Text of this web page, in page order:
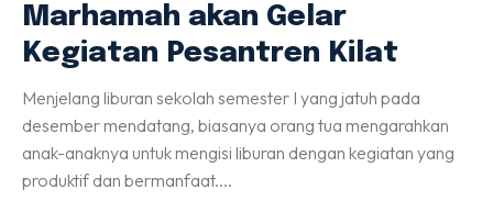
Marhamah akan Gelar
Kegiatan Pesantren Kilat
Menjelang liburan sekolah semester I yang jatuh pada
desember mendatang, biasanya orang tua mengarahkan
anak-anaknya untuk mengisi liburan dengan kegiatan yang
produktif dan bermanfaat....